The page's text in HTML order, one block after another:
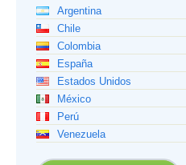
Argentina
Chile
Colombia
España
Estados Unidos
México
Perú
Venezuela